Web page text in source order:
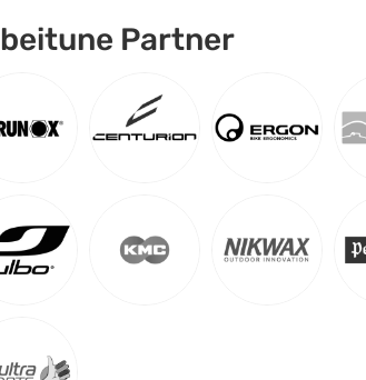
beitune Partner